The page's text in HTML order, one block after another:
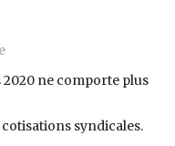
ne comporte plus
syndicales.